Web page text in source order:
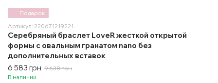
Подарок
Артикул: 220671219221
Серебряный браслет LoveR жесткой открытой
формы с овальным гранатом nano без
дополнительных вставок
6 583 грн 9 638 грн
В наличии